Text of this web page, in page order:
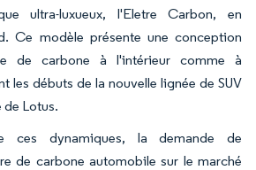
ultra-luxueux, l'Eletre Carbon, en
Ce modèle présente une conception
de carbone à l'intérieur comme à
les débuts de la nouvelle lignée de SUV
Lotus.
ces dynamiques, la demande de
de carbone automobile sur le marché